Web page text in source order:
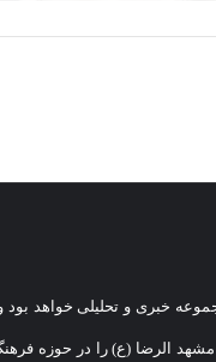
خبری و تحلیلی خواهد بود
مشهد الرضا (ع) را در حوزهتشییع